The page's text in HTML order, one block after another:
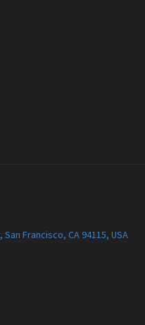
Francisco, CA 94115, USA